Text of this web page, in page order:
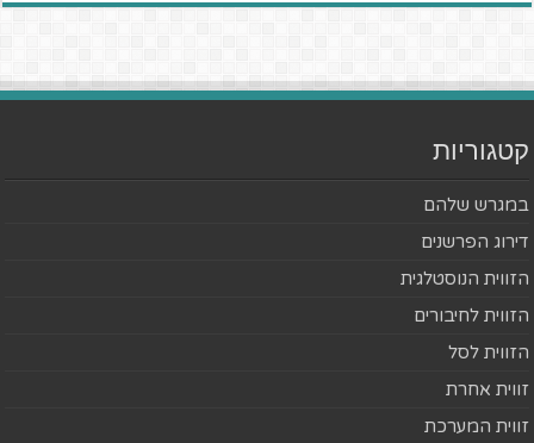
קטגוריות
במגרש שלהם
דירוג הפרשנים
הזווית הנוסטלגית
הזווית לחיבורים
הזווית לסל
זווית אחרת
זווית המערכת